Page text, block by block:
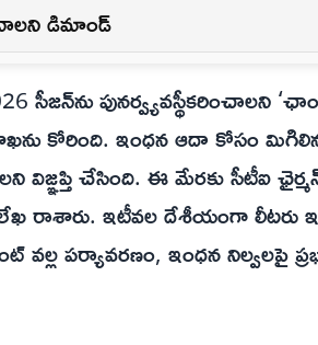
డిమాండ్‌
సీజన్‌ను పునర్వ్యవస్థీకరించాలని
కోరింది. ఇంధన ఆదా కోసం మిగిలిన
విజ్ఞప్తి చేసింది. ఈ మేరకు సీటీఐ
రాశారు. ఇటీవల దేశీయంగా
పర్యావరణం, ఇంధన నిల్వలపై